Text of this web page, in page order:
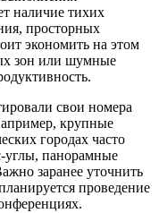
наличие тихих
просторных
экономить на этом
зон или шумные
свои номера
крупные
городах часто
углы, панорамные
заранее уточнить
проведение